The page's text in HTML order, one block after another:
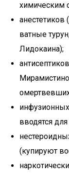
химическим
анестетиков
ватные
Лидокаина);
омертвевших
вводятся
(купируют